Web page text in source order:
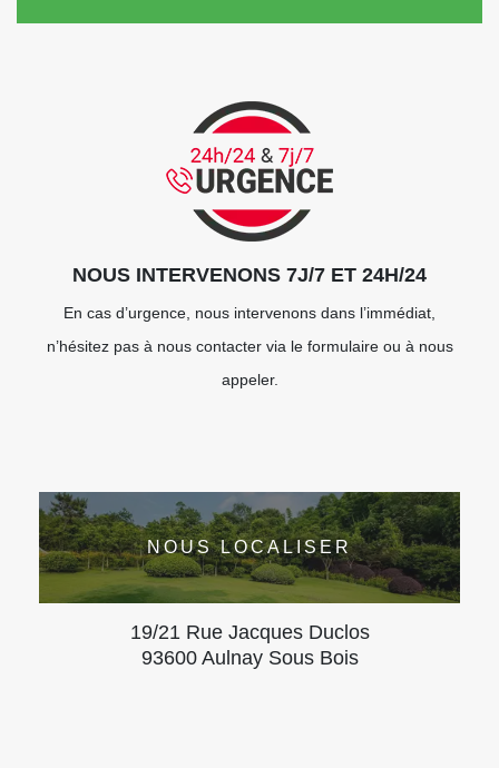
NOUS INTERVENONS 7J/7 ET 24H/24
En cas d’urgence, nous intervenons dans l’immédiat,
n’hésitez pas à nous contacter via le formulaire ou à nous
appeler.
NOUS LOCALISER
19/21 Rue Jacques Duclos
93600 Aulnay Sous Bois